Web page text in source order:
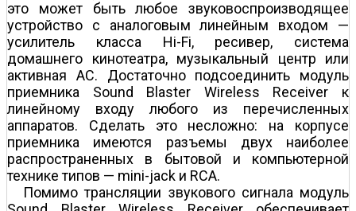
это может быть любое звуковоспроизводящее
устройство с аналоговым линейным входом —
усилитель класса Hi-Fi, ресивер, система
домашнего кинотеатра, музыкальный центр или
активная АС. Достаточно подсоединить модуль
приемника Sound Blaster Wireless Receiver к
линейному входу любого из перечисленных
аппаратов. Сделать это несложно: на корпусе
приемника имеются разъемы двух наиболее
распространенных в бытовой и компьютерной
технике типов — mini-jack и RCA.
Помимо трансляции звукового сигнала модуль